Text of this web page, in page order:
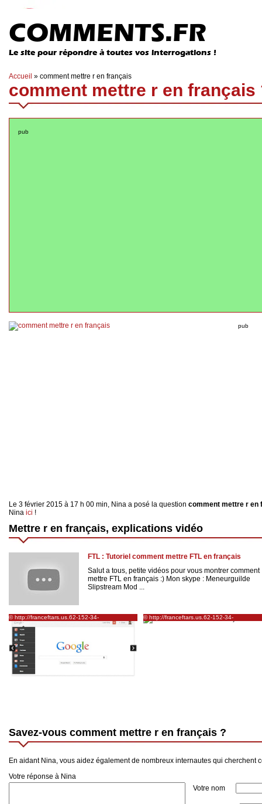
COMMENTS.FR
Le site pour répondre à toutes vos interrogations !
Accueil » comment mettre r en français
comment mettre r en français
pub
pub
Le 3 février 2015 à 17 h 00 min, Nina a posé la question comment mettre r en
Nina ici !
Mettre r en français, explications vidéo
FTL : Tutoriel comment mettre FTL en français
Salut a tous, petite vidéos pour vous montrer comment
mettre FTL en français :) Mon skype : Meneurguilde
Slipstream Mod ...
© http://franceftars.us.62-152-34-
99.ppa.listkom.ru/news/mettre-google-chrome-
en-francais-r-solu
© http://franceftars.us.62-152-34-
99.ppa.listkom.ru/news/mettre-open-office-
Savez-vous comment mettre r en français ?
En aidant Nina, vous aidez également de nombreux internautes qui cherchent
Votre réponse à Nina
Votre nom